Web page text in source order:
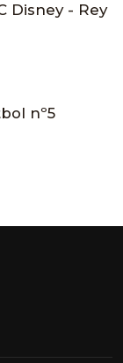
Disney - Rey
nº5